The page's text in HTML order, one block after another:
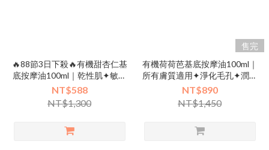
🔥88節3日下殺🔥有機甜杏仁基
底按摩油100ml｜乾性肌✦敏感
肌✦細膩柔軟✦舒緩粗糙（基底
油/按摩油/保濕油/可稀釋精
油）
NT$588
NT$1,300
售完
有機荷荷芭基底按摩油100ml｜
所有膚質適用✦淨化毛孔✦潤澤
滋養✦重回亮麗光澤肌
NT$890
NT$1,450